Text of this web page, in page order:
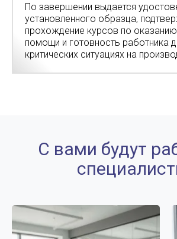
По завершении выдается
установленного образца,
прохождение курсов по
помощи и готовность работника
критических ситуациях на
С вами будут